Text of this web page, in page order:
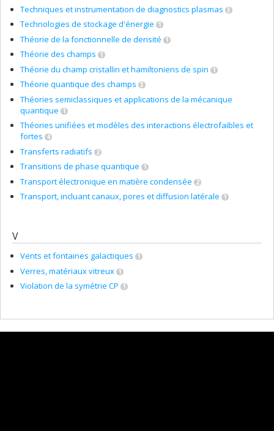
Techniques et instrumentation de diagnostics plasmas 3
Technologies de stockage d'énergie 1
Théorie de la fonctionnelle de densité 1
Théorie des champs 1
Théorie du champ cristallin et hamiltoniens de spin 1
Théorie quantique des champs 3
Théories semiclassiques et applications de la mécanique
quantique 1
Théories unifiées et modèles des interactions électrofaibles et
fortes 4
Transferts radiatifs 2
Transitions de phase quantique 1
Transport électronique en matière condensée 2
Transport, incluant canaux, pores et diffusion latérale 1
V
Vents et fontaines galactiques 1
Verres, matériaux vitreux 1
Violation de la symétrie CP 1